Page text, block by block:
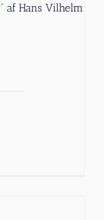
af Hans Vilhelm